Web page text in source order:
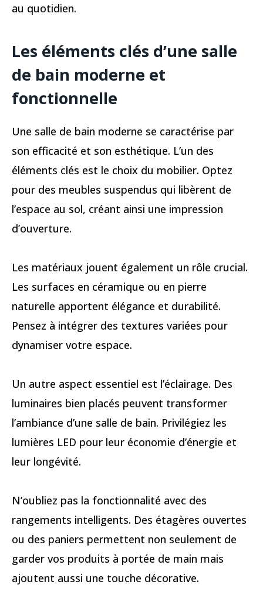
au quotidien.
Les éléments clés d’une salle
de bain moderne et
fonctionnelle
Une salle de bain moderne se caractérise par
son efficacité et son esthétique. L’un des
éléments clés est le choix du mobilier. Optez
pour des meubles suspendus qui libèrent de
l’espace au sol, créant ainsi une impression
d’ouverture.
Les matériaux jouent également un rôle crucial.
Les surfaces en céramique ou en pierre
naturelle apportent élégance et durabilité.
Pensez à intégrer des textures variées pour
dynamiser votre espace.
Un autre aspect essentiel est l’éclairage. Des
luminaires bien placés peuvent transformer
l’ambiance d’une salle de bain. Privilégiez les
lumières LED pour leur économie d’énergie et
leur longévité.
N’oubliez pas la fonctionnalité avec des
rangements intelligents. Des étagères ouvertes
ou des paniers permettent non seulement de
garder vos produits à portée de main mais
ajoutent aussi une touche décorative.